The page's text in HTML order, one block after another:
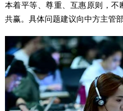
本着平等、尊重、互惠原则，不
共赢。具体问题建议向中方主管部